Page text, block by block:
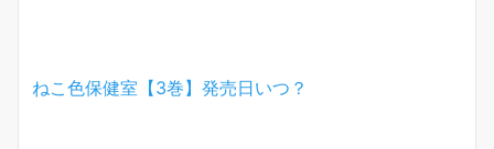
ねこ色保健室【3巻】発売日いつ？